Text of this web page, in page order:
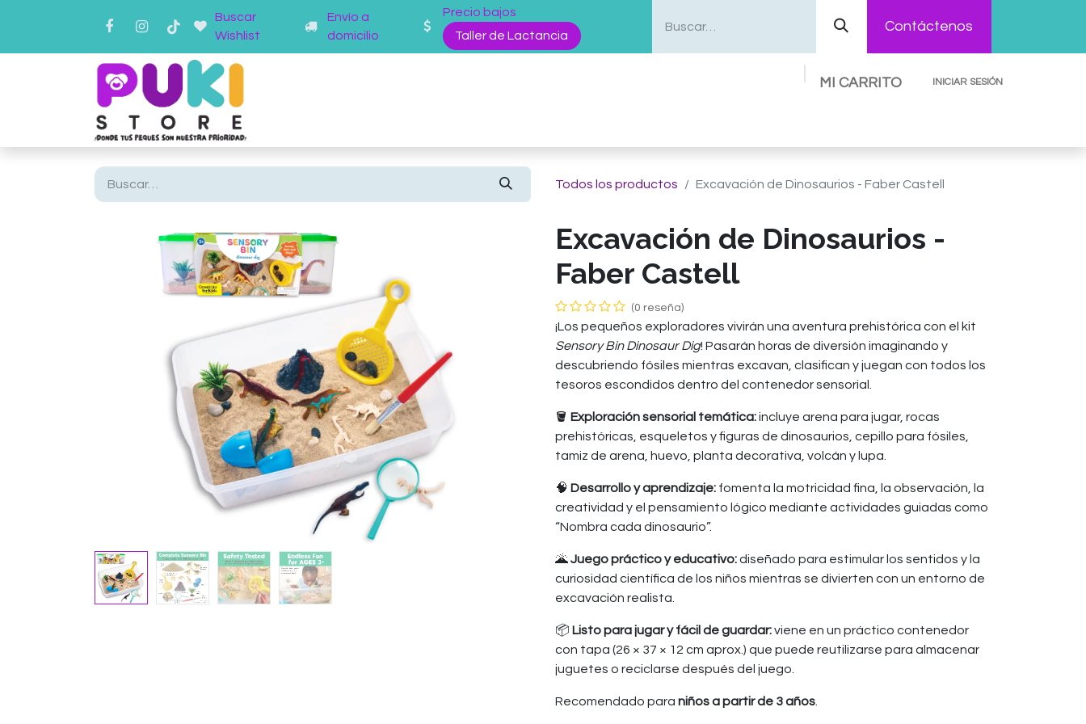
Buscar
Wishlist
Envío a
domicilio
Precio bajos
Taller de Lactancia
Contáctenos
MI CARRITO INICIAR SESIÓN
Todos los productos Excavación de Dinosaurios - Faber Castell
Excavación de Dinosaurios -
Faber Castell
(0 reseña)
¡Los pequeños exploradores vivirán una aventura prehistórica con el kit
Sensory Bin Dinosaur Dig! Pasarán horas de diversión imaginando y
descubriendo fósiles mientras excavan, clasifican y juegan con todos los
tesoros escondidos dentro del contenedor sensorial.
🪣 Exploración sensorial temática:incluye arena para jugar, rocas
prehistóricas, esqueletos y figuras de dinosaurios, cepillo para fósiles,
tamiz de arena, huevo, planta decorativa, volcán y lupa.
🧠 Desarrollo y aprendizaje: fomenta la motricidad fina, la observación, la
creatividad y el pensamiento lógico mediante actividades guiadas como
“Nombra cada dinosaurio”.
🌋Juego práctico y educativo:diseñado para estimular los sentidos y la
curiosidad científica de los niños mientras se divierten con un entorno de
excavación realista.
📦 Listo para jugar y fácil de guardar:viene en un práctico contenedor
con tapa (26 × 37 × 12 cm aprox.) que puede reutilizarse para almacenar
juguetes o reciclarse después del juego.
Recomendado para niños a partir de 3 años.